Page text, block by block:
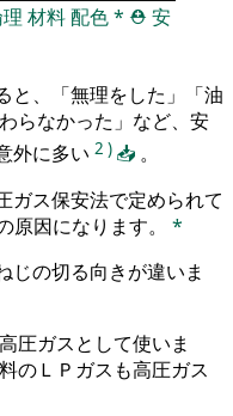
材料配色* ⛑️ 安
と、「無理をした」「油
らなかった」など、安
外に多い 2 ) 📥 。
ガス保安法で定められて
原因になります。 *
じの切る向きが違いま
圧ガスとして使いま
のＬＰガスも高圧ガス